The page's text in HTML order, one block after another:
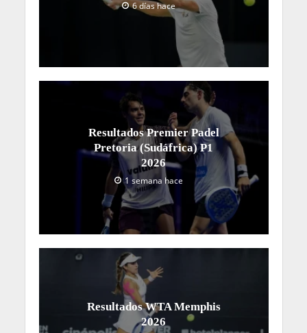
6 días hace
Resultados Premier Padel
Pretoria (Sudáfrica) P1
2026
1 semana hace
Resultados WTA Memphis
2026